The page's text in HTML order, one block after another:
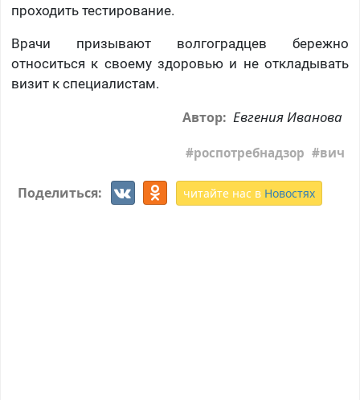
проходить тестирование.
Врачи призывают волгоградцев бережно
относиться к своему здоровью и не откладывать
визит к специалистам.
Автор: Евгения Иванова
роспотребнадзор вич
Поделиться: читайте нас в Новостях